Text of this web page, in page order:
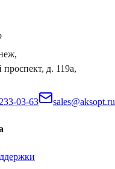
д. 119а,
03-63
sales@aksopt.ru